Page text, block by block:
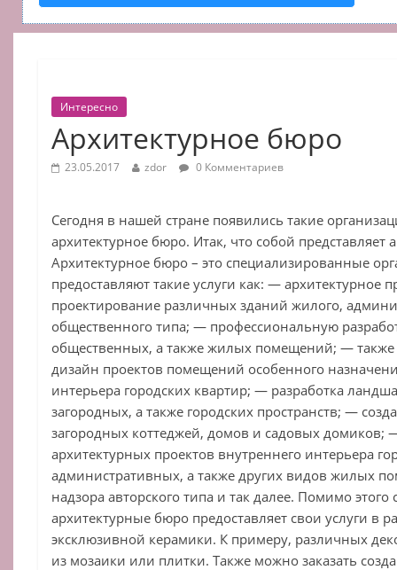
Интересно
Архитектурное бюро
23.05.2017 zdor 0 Комментариев
Сегодня в нашей стране появились такие
архитектурное бюро. Итак, что собой представляет
Архитектурное бюро – это специализированные
предоставляют такие услуги как: — архитектурное
проектирование различных зданий жилого,
общественного типа; — профессиональную
общественных, а также жилых помещений; — также
дизайн проектов помещений особенного
интерьера городских квартир; — разработка
загородных, а также городских пространств; —
загородных коттеджей, домов и садовых домиков;
архитектурных проектов внутреннего интерьера
административных, а также других видов жилых
надзора авторского типа и так далее. Помимо
архитектурные бюро предоставляет свои услуги в
эксклюзивной керамики. К примеру, различных
из мозаики или плитки. Также можно заказать